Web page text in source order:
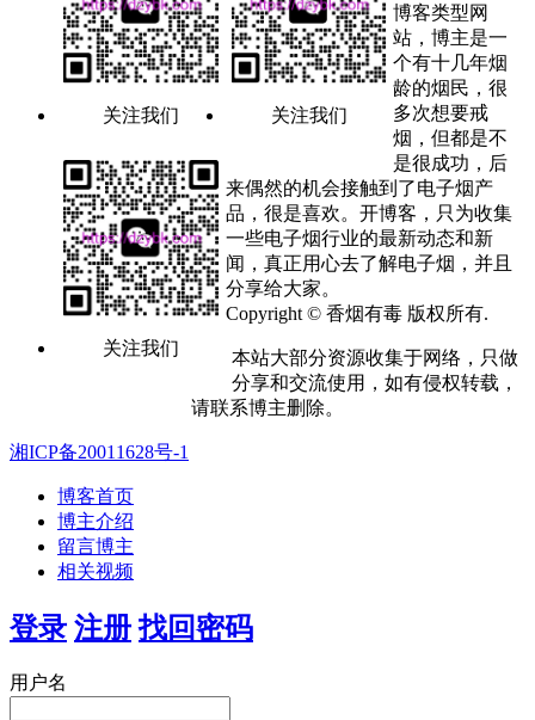
关注我们 关注我们
关注我们
博客类型网
站，博主是一
个有十几年烟
龄的烟民，很
多次想要戒
烟，但都是不
是很成功，后
来偶然的机会接触到了电子烟产
品，很是喜欢。开博客，只为收集
一些电子烟行业的最新动态和新
闻，真正用心去了解电子烟，并且
分享给大家。
Copyright © 香烟有毒 版权所有.
本站大部分资源收集于网络，只做
分享和交流使用，如有侵权转载，
请联系博主删除。
湘ICP备20011628号-1
博客首页
博主介绍
留言博主
相关视频
登录 注册 找回密码
用户名